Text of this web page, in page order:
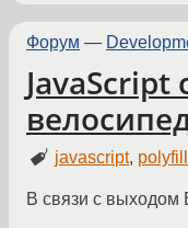
Форум —
JavaScript
javascript, polyfill
В связи с выходом